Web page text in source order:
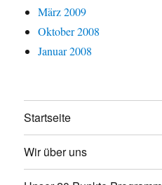
März 2009
Oktober 2008
Januar 2008
Startseite
Wir über uns